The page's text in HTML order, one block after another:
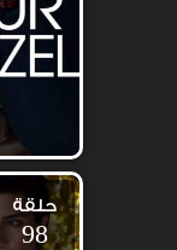
حلقة
98